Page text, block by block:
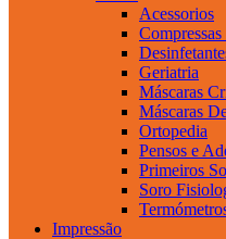
Acessorios
Geriatria
Máscaras
Máscaras
Ortopedia
Pensos e
Primeiros
Soro
Impressão